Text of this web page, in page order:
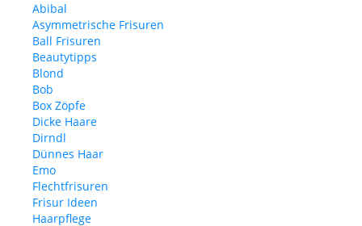
Abibal
Asymmetrische Frisuren
Ball Frisuren
Beautytipps
Blond
Bob
Box Zöpfe
Dicke Haare
Dirndl
Dünnes Haar
Emo
Flechtfrisuren
Frisur Ideen
Haarpflege